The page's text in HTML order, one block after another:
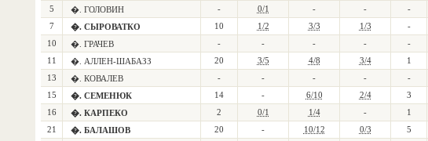
5
�. ГОЛОВИН - 0/1 - - -
7
�. СЫРОВАТКО 10 1/2 3/3 1/3 -
10
�. ГРАЧЕВ - - - - -
11
�. АЛЛЕН-ШАБАЗЗ 20 3/5 4/8 3/4 1
13
�. КОВАЛЕВ - - - - -
15
�. СЕМЕНЮК 14 - 6/10 2/4 3
16
�. КАРПЕКО 2 0/1 1/4 - 1
21
�. БАЛАШОВ 20 - 10/12 0/3 5